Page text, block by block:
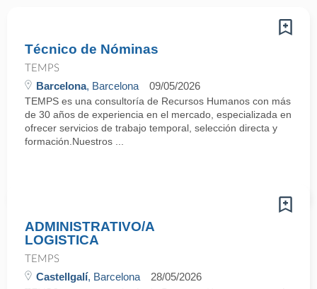
Técnico de Nóminas
TEMPS
Barcelona, Barcelona 09/05/2026
TEMPS es una consultoría de Recursos Humanos con más
de 30 años de experiencia en el mercado, especializada en
ofrecer servicios de trabajo temporal, selección directa y
formación.Nuestros ...
ADMINISTRATIVO/A
LOGISTICA
TEMPS
Castellgalí, Barcelona 28/05/2026